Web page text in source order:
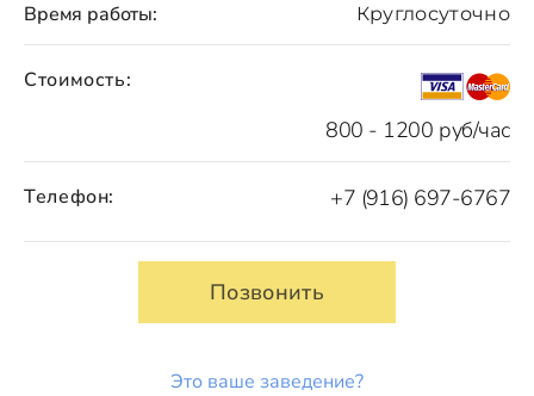
Стоимость:
800 - 1200 руб/час
Время работы: Круглосуточно
Телефон: +7 (916) 697-6767
Позвонить
Это ваше заведение?